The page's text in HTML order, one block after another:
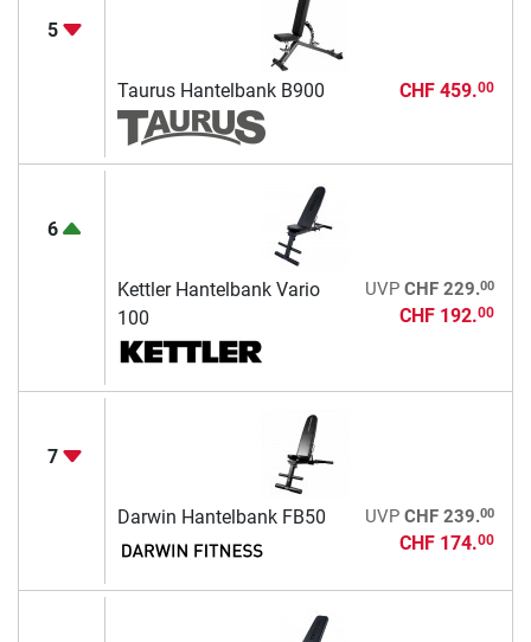
5
Taurus Hantelbank B900 CHF 459.00
6
Kettler Hantelbank Vario
100
UVP CHF 229.00
CHF 192.00
7
Darwin Hantelbank FB50 UVP CHF 239.00
CHF 174.00